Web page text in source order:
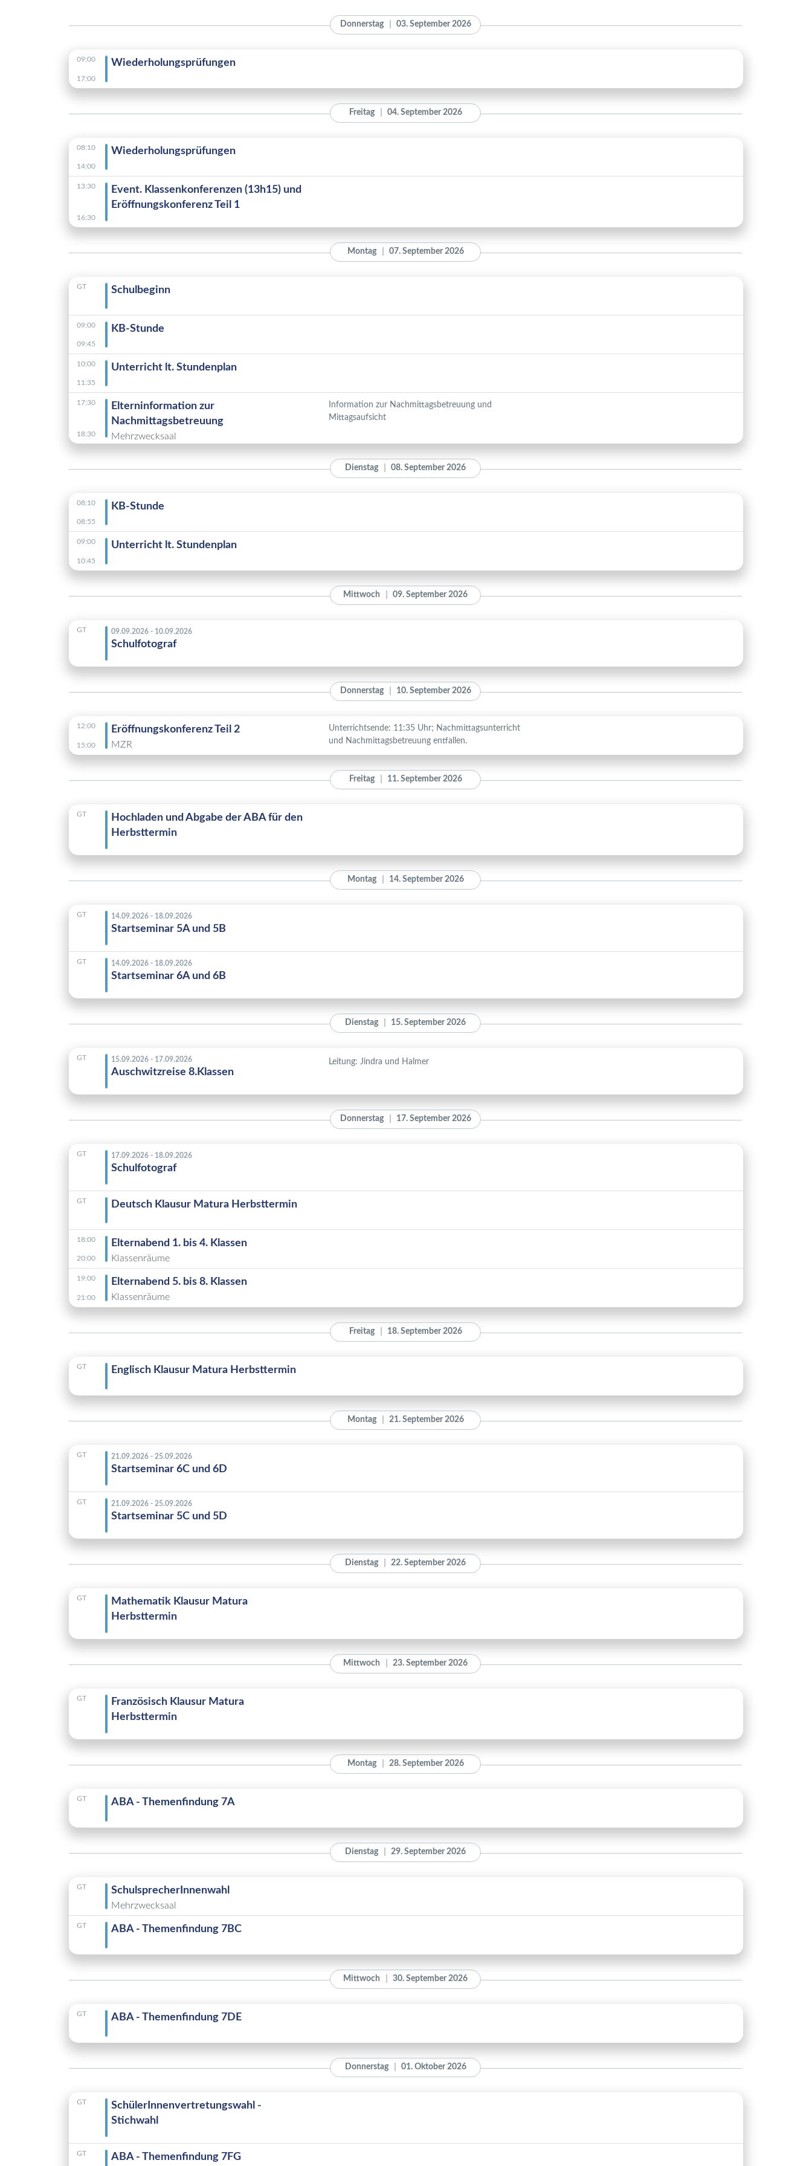
Donnerstag 03. September 2026
09:00
17:00
Wiederholungsprüfungen
Freitag 04. September 2026
08:10
14:00
Wiederholungsprüfungen
13:30
16:30
Event. Klassenkonferenzen (13h15) und
Eröffnungskonferenz Teil 1
Montag 07. September 2026
GT Schulbeginn
09:00
09:45
KB-Stunde
10:00
11:35
Unterricht lt. Stundenplan
17:30
18:30
Elterninformation zur
Nachmittagsbetreuung
Mehrzwecksaal
Information zur Nachmittagsbetreuung und
Mittagsaufsicht
Dienstag 08. September 2026
08:10
08:55
KB-Stunde
09:00
10:45
Unterricht lt. Stundenplan
Mittwoch 09. September 2026
GT 09.09.2026 - 10.09.2026
Schulfotograf
Donnerstag 10. September 2026
12:00
15:00
Eröffnungskonferenz Teil 2
MZR
Unterrichtsende: 11:35 Uhr; Nachmittagsunterricht
und Nachmittagsbetreuung entfallen.
Freitag 11. September 2026
GT
Hochladen und Abgabe der ABA für den
Herbsttermin
Montag 14. September 2026
GT 14.09.2026 - 18.09.2026
Startseminar 5A und 5B
GT 14.09.2026 - 18.09.2026
Startseminar 6A und 6B
Dienstag 15. September 2026
GT 15.09.2026 - 17.09.2026
Auschwitzreise 8.Klassen
Leitung: Jindra und Halmer
Donnerstag 17. September 2026
GT 17.09.2026 - 18.09.2026
Schulfotograf
GT Deutsch Klausur Matura Herbsttermin
18:00
20:00
Elternabend 1. bis 4. Klassen
Klassenräume
19:00
21:00
Elternabend 5. bis 8. Klassen
Klassenräume
Freitag 18. September 2026
GT Englisch Klausur Matura Herbsttermin
Montag 21. September 2026
GT 21.09.2026 - 25.09.2026
Startseminar 6C und 6D
GT 21.09.2026 - 25.09.2026
Startseminar 5C und 5D
Dienstag 22. September 2026
GT
Mathematik Klausur Matura
Herbsttermin
Mittwoch 23. September 2026
GT
Französisch Klausur Matura
Herbsttermin
Montag 28. September 2026
GT ABA - Themenfindung 7A
Dienstag 29. September 2026
GT SchulsprecherInnenwahl
Mehrzwecksaal
GT ABA - Themenfindung 7BC
Mittwoch 30. September 2026
GT ABA - Themenfindung 7DE
Donnerstag 01. Oktober 2026
GT
SchülerInnenvertretungswahl -
Stichwahl
GT ABA - Themenfindung 7FG